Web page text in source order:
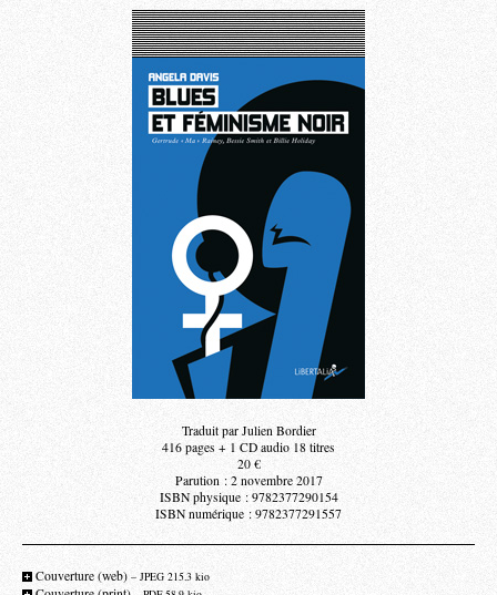
Traduit par Julien Bordier
416 pages + 1 CD audio 18 titres
20 €
Parution : 2 novembre 2017
ISBN physique : 9782377290154
ISBN numérique : 9782377291557
Couverture (web) – JPEG 215.3 kio